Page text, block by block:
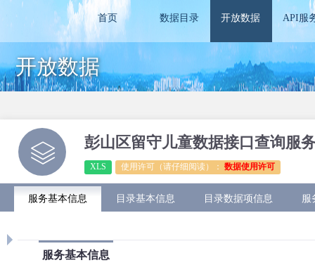
首页 数据目录 开放数据 API服
开放数据
彭山区留守儿童数据接口查询服
XLS 使用许可（请仔细阅读）： 数据使用许可
服务基本信息 目录基本信息 目录数据项信息 服
服务基本信息